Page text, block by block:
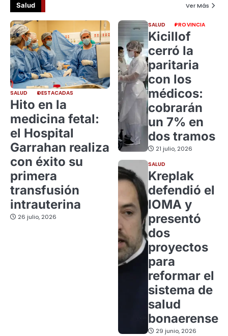
Salud Ver Más
SALUD DESTACADAS
Hito en la
medicina fetal:
el Hospital
Garrahan realiza
con éxito su
primera
transfusión
intrauterina
26 julio, 2026
SALUD PROVINCIA
Kicillof
cerró la
paritaria
con los
médicos:
cobrarán
un 7% en
dos tramos
21 julio, 2026
SALUD
Kreplak
defendió el
IOMA y
presentó
dos
proyectos
para
reformar el
sistema de
salud
bonaerense
29 junio, 2026